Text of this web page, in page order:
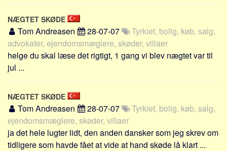
NÆGTET SKØDE
Tom Andreasen 28-07-07
Tyrkiet, bolig, køb, salg,
advokater, ejendomsmæglere, skøder, villaer
helge du skal læse det rigtigt, 1 gang vi blev nægtet var til
jul ...
NÆGTET SKØDE
Tom Andreasen 28-07-07
Tyrkiet, bolig, køb, salg,
ejendomsmæglere, skøder, villaer
ja det hele lugter lidt, den anden dansker som jeg skrev om
tidligere som havde fået at vide at hand skøde lå klart ...